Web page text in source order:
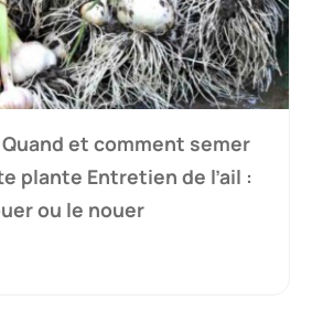
Quand et comment semer
plante Entretien de l’ail :
ou le nouer